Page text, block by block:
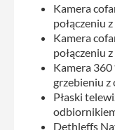
Kamera
połączeniu
Kamera
połączeniu
Kamera 360
grzebieniu z
Płaski
Dethleffs